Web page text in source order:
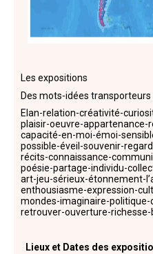
Les expositions
Des mots-idées transporteurs
Elan-relation-créativité-
plaisir-oeuvre-
capacité-en-moi-émoi-
possible-éveil-souvenir-
récits-connaissance-
poésie-partage-individu-
art-jeu-sérieux-étonnement-
enthousiasme-expression-
mondes-imaginaire-
retrouver-ouverture-
Lieux et Dates des